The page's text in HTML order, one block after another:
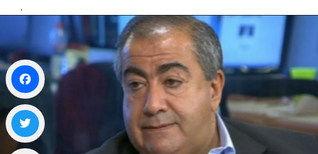
Facebook